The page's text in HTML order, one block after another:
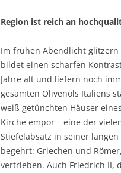
Region ist reich an
Im frühen Abendlicht
bildet einen scharfen
Jahre alt und liefern noch
gesamten Olivenöls Italiens
weiß getünchten Häuser
Kirche empor – eine der
Stiefelabsatz in seiner
begehrt: Griechen und
vertrieben. Auch Friedrich II,